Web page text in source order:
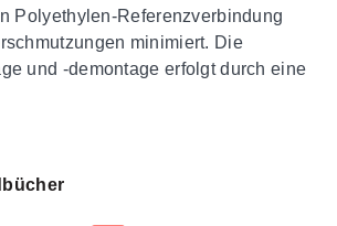
Polyethylen-Referenzverbindung
minimiert. Die
und -demontage erfolgt durch eine
Schnelltrennung. Die
kann. Das Rohr ermöglicht eine